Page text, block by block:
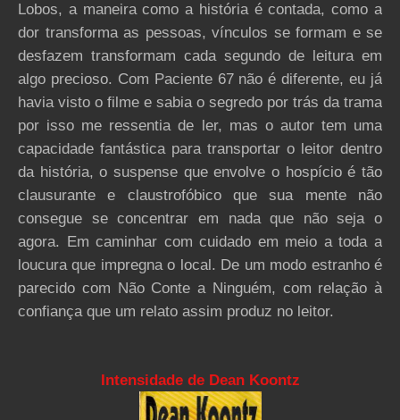
Lobos, a maneira como a história é contada, como a
dor transforma as pessoas, vínculos se formam e se
desfazem transformam cada segundo de leitura em
algo precioso. Com Paciente 67 não é diferente, eu já
havia visto o filme e sabia o segredo por trás da trama
por isso me ressentia de ler, mas o autor tem uma
capacidade fantástica para transportar o leitor dentro
da história, o suspense que envolve o hospício é tão
clausurante e claustrofóbico que sua mente não
consegue se concentrar em nada que não seja o
agora. Em caminhar com cuidado em meio a toda a
loucura que impregna o local. De um modo estranho é
parecido com Não Conte a Ninguém, com relação à
confiança que um relato assim produz no leitor.
Intensidade de Dean Koontz